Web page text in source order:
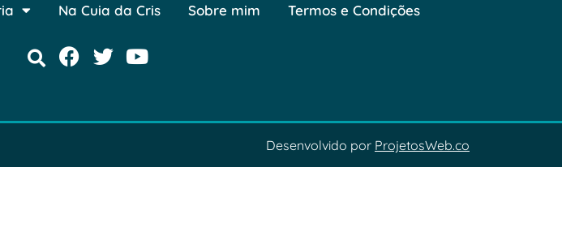
Na Cuia da Cris Sobre mim Termos e Condições
Desenvolvido por ProjetosWeb.co